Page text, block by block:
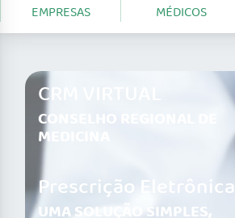
EMPRESAS MÉDICOS
CRM VIRTUAL
CONSELHO REGIONAL DE
MEDICINA
Prescrição Eletrônica
UMA SOLUÇÃO SIMPLES,